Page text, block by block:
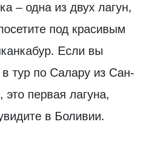
– одна из двух лагун,
под красивым
Если вы
в тур по Салару из Сан-
первая лагуна,
в Боливии.